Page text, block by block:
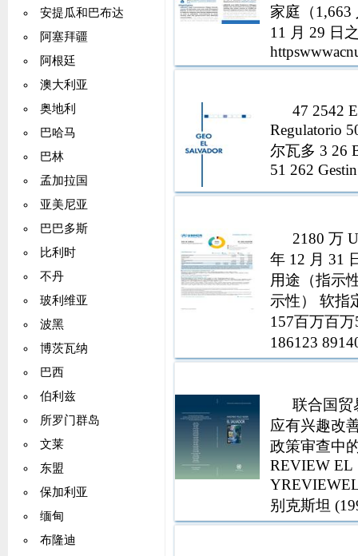
安提瓜和巴布达
阿塞拜疆
阿根廷
澳大利亚
奥地利
巴哈马
巴林
孟加拉国
亚美尼亚
巴巴多斯
比利时
不丹
玻利维亚
波黑
博茨瓦纳
巴西
伯利兹
所罗门群岛
文莱
东盟
保加利亚
缅甸
布隆迪
家庭（1,663
11 月 29 日
47 2542 El
Regulatorio 50 Informe Nacional del Estado del Medio Ambiente萨
尔瓦多 3 26
2180 万
年 12 月 31
用途（指示
示性） 软指
157百万百万
186123
设和平
联合国贸
应有兴趣改
政策审查中
REVIEW EL
别克斯坦
多尔 (2001)